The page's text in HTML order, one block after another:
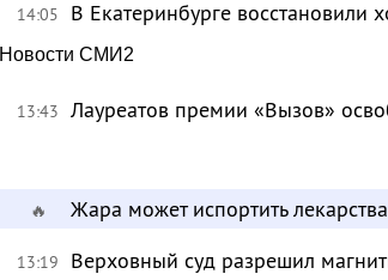
14:05 В Екатеринбурге восстановили
Новости СМИ2
13:43 Лауреатов премии «Вызов»
🔥 Жара может испортить лекарства
13:19 Верховный суд разрешил